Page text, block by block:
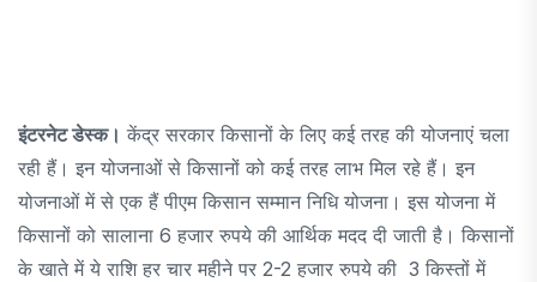
इंटरनेट डेस्क। केंद्र सरकार किसानों के लिए कई तरह की योजनाएं चला
रही हैं। इन योजनाओं से किसानों को कई तरह लाभ मिल रहे हैं। इन
योजनाओं में से एक हैं पीएम किसान सम्मान निधि योजना। इस योजना में
किसानों को सालाना 6 हजार रुपये की आर्थिक मदद दी जाती है। किसानों
के खाते में ये राशि हर चार महीने पर 2-2 हजार रुपये की 3 किस्तों में